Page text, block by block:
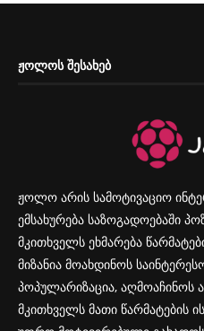
ᲟᲝᲚᲝᲡ ᲨᲔᲡᲐᲮᲔᲑ
ჟოლო არის სამოტივაციო
ემსახურება საზოგადოებაში
მკითხველს ეხმარება
მიზანია მოახდინოს
პოპულარიზაცია, აღმოაჩინოს
მკითხველს მათი წარმატების